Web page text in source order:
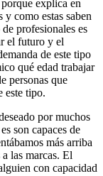
explica en
y como estas saben
profesionales es
el futuro y el
de este tipo
qué edad trabajar
personas que
este tipo.
por muchos
son capaces de
más arriba
las marcas. El
con capacidad